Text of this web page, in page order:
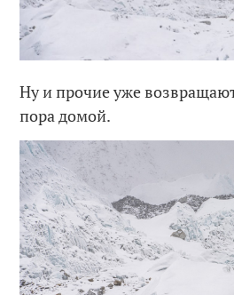
Ну и прочие уже
пора домой.